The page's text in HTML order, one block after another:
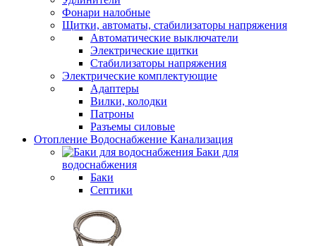
Фонари налобные
Щитки, автоматы, стабилизаторы напряжения
Автоматические выключатели
Электрические щитки
Стабилизаторы напряжения
Электрические комплектующие
Адаптеры
Вилки, колодки
Патроны
Разъемы силовые
Отопление Водоснабжение Канализация
Баки для
водоснабжения
Баки
Септики